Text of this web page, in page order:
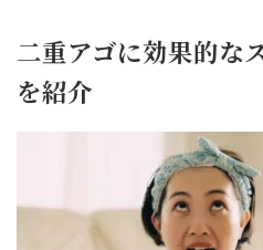
二重アゴに効果的な
を紹介